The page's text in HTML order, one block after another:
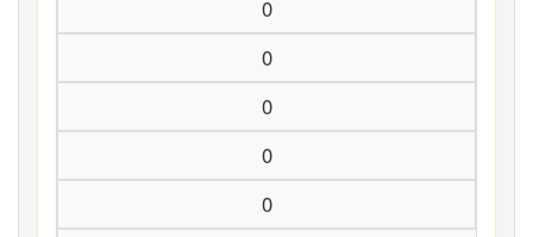
0
0
0
0
0